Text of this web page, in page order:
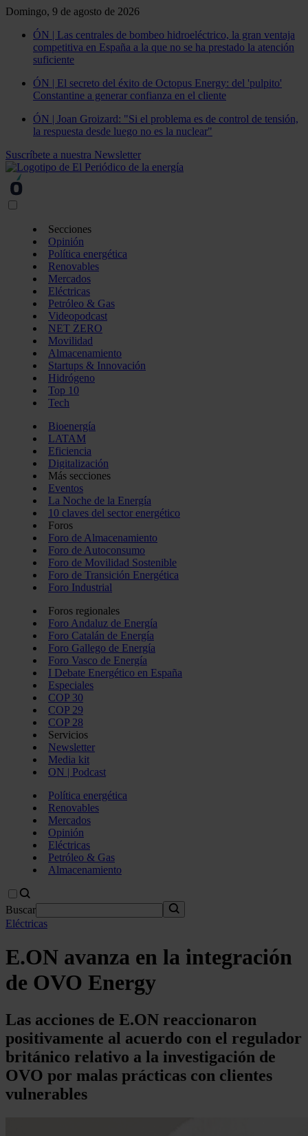
Domingo, 9 de agosto de 2026
ÓN | Las centrales de bombeo hidroeléctrico, la gran ventaja
competitiva en España a la que no se ha prestado la atención
suficiente
ÓN | El secreto del éxito de Octopus Energy: del 'pulpito'
Constantine a generar confianza en el cliente
ÓN | Joan Groizard: "Si el problema es de control de tensión,
la respuesta desde luego no es la nuclear"
Suscríbete a nuestra Newsletter
Secciones
Opinión
Política energética
Renovables
Mercados
Eléctricas
Petróleo & Gas
Videopodcast
NET ZERO
Movilidad
Almacenamiento
Startups & Innovación
Hidrógeno
Top 10
Tech
Bioenergía
LATAM
Eficiencia
Digitalización
Más secciones
Eventos
La Noche de la Energía
10 claves del sector energético
Foros
Foro de Almacenamiento
Foro de Autoconsumo
Foro de Movilidad Sostenible
Foro de Transición Energética
Foro Industrial
Foros regionales
Foro Andaluz de Energía
Foro Catalán de Energía
Foro Gallego de Energía
Foro Vasco de Energía
I Debate Energético en España
Especiales
COP 30
COP 29
COP 28
Servicios
Newsletter
Media kit
ON | Podcast
Política energética
Renovables
Mercados
Opinión
Eléctricas
Petróleo & Gas
Almacenamiento
Buscar
Eléctricas
E.ON avanza en la integración
de OVO Energy
Las acciones de E.ON reaccionaron
positivamente al acuerdo con el regulador
británico relativo a la investigación de
OVO por malas prácticas con clientes
vulnerables